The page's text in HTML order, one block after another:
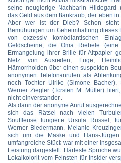
seine neugierige Nachbarin Hildegard
das Geld aus dem Bankraub, der eben
Aber wer ist der Dieb? Schon
Bemühungen um Geheimhaltung dieses
von exzessiv komödiantischen
Geldscheine, die Oma Riebele
Ermangelung ihrer Brille für Altpapier
Netz von Ausreden, Lüge,
Hämorrhoiden über einen suspekten
anonymen Telefonanrufen als
noch Tochter Ulrike (Simone
Werner Ziegler (Torsten M. Müller)
nicht einverstanden.
Als dann der anonyme Anruf
sich das Rätsel nach vielen
Souffleuse fungierte Ursula Russel,
Werner Biedermann. Melanie
sich um die Maske und Hans-
umfangreiche Stück war mit einer
Leistung dargestellt. Härteste Sprüche
Lokalkolorit vom Feinsten für Insider